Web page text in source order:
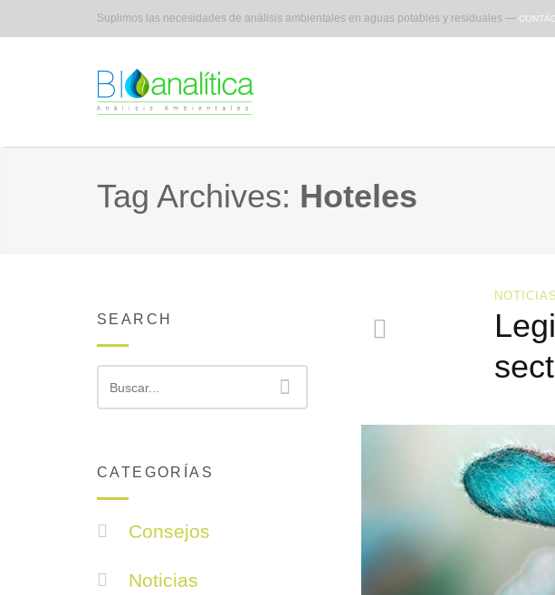
Suplimos las necesidades de análisis ambientales en aguas potables y residuales —
Tag Archives: Hoteles
NOTICIAS
SEARCH
CATEGORÍAS
Consejos
Noticias